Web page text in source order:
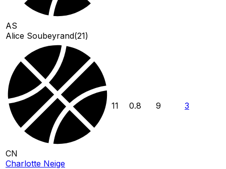
AS
Alice Soubeyrand(21)
CN
Charlotte Neige
11 0.8 9 3